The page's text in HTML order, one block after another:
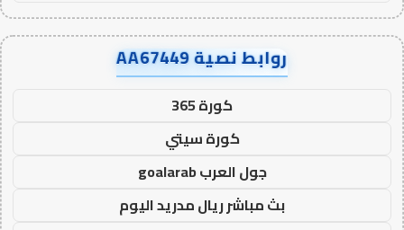
روابط نصية AA67449
كورة 365
كورة سيتي
جول العرب goalarab
بث مباشر ريال مدريد اليوم